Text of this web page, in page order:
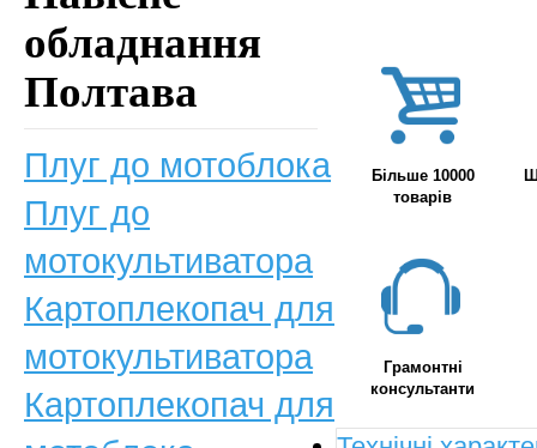
Більше 10000
товарів
Грамонтні
консультанти
обладнання
Полтава
Плуг до мотоблока
Плуг до
мотокультиватора
Картоплекопач для
мотокультиватора
Картоплекопач для